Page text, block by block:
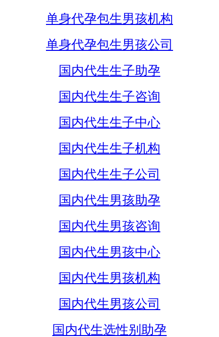
单身代孕包生男孩机构
单身代孕包生男孩公司
国内代生生子助孕
国内代生生子咨询
国内代生生子中心
国内代生生子机构
国内代生生子公司
国内代生男孩助孕
国内代生男孩咨询
国内代生男孩中心
国内代生男孩机构
国内代生男孩公司
国内代生选性别助孕